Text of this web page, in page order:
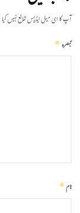
آپ کا ای میل ایڈریس شائع نہیں
تبصرہ*
نام*